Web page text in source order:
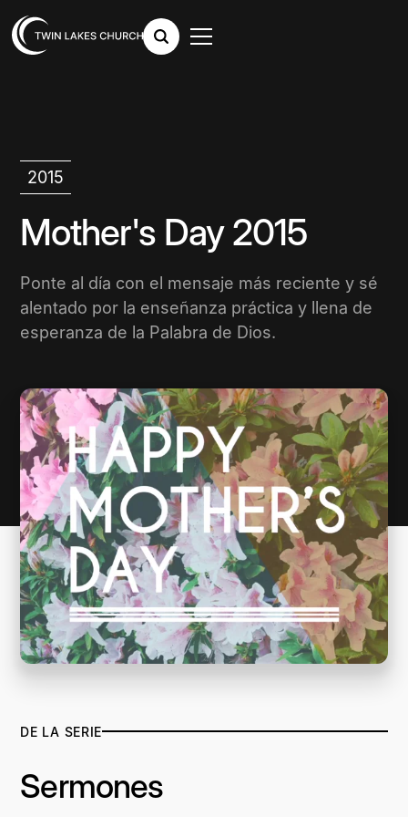
2015
Mother's Day 2015
Ponte al día con el mensaje más reciente y sé
alentado por la enseñanza práctica y llena de
esperanza de la Palabra de Dios.
DE LA SERIE
Sermones